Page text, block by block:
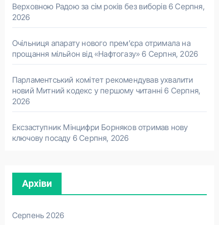
Верховною Радою за сім років без виборів 6 Серпня,
2026
Очільниця апарату нового прем’єра отримала на
прощання мільйон від «Нафтогазу» 6 Серпня, 2026
Парламентський комітет рекомендував ухвалити
новий Митний кодекс у першому читанні 6 Серпня,
2026
Ексзаступник Мінцифри Борняков отримав нову
ключову посаду 6 Серпня, 2026
Архіви
Серпень 2026